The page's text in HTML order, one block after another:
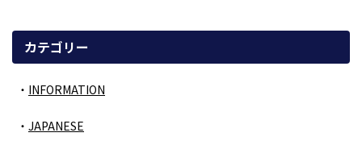
カテゴリー
INFORMATION
JAPANESE